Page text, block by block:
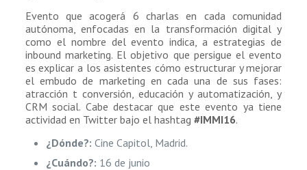
Evento que acogerá 6 charlas en cada comunidad
autónoma, enfocadas en la transformación digital y
como el nombre del evento indica, a estrategias de
inbound marketing. El objetivo que persigue el evento
es explicar a los asistentes cómo estructurar y mejorar
el embudo de marketing en cada una de sus fases:
atracción t conversión, educación y automatización, y
CRM social. Cabe destacar que este evento ya tiene
actividad en Twitter bajo el hashtag #IMMI16.
¿Dónde?: Cine Capitol, Madrid.
¿Cuándo?: 16 de junio